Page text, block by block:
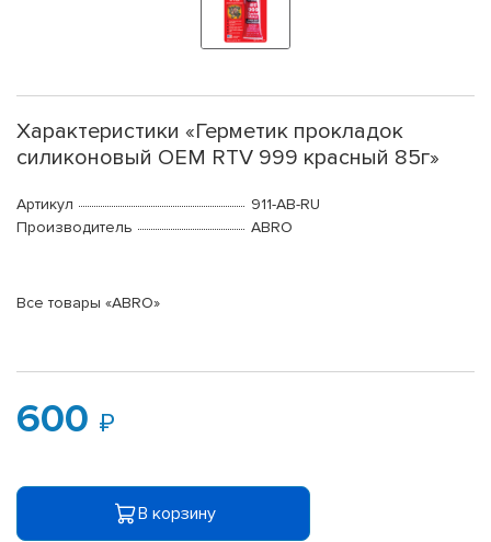
Характеристики «Герметик прокладок
силиконовый OEM RTV 999 красный 85г»
Артикул
911-AB-RU
Производитель
ABRO
Все товары «ABRO»
600
В корзину